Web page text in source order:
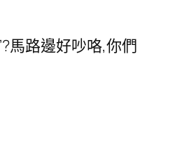
馬路邊好吵咯,你們